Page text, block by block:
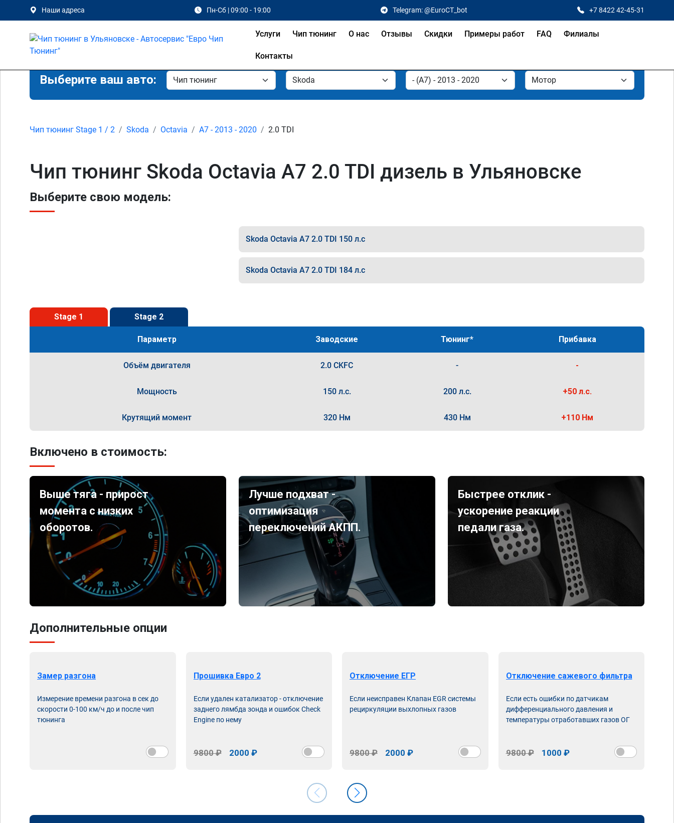
Наши адреса Пн-Сб | 09:00 - 19:00 Telegram: @EuroCT_bot +7 8422 42-45-31
Услуги Чип тюнинг О нас Отзывы Скидки Примеры работ FAQ Филиалы
Контакты
Выберите ваш авто:
Чип тюнинг Stage 1 / 2 Skoda Octavia A7 - 2013 - 2020 2.0 TDI
Чип тюнинг Skoda Octavia A7 2.0 TDI дизель в Ульяновске
Выберите свою модель:
Skoda Octavia A7 2.0 TDI 150 л.с
Skoda Octavia A7 2.0 TDI 184 л.с
Stage 1 Stage 2
Параметр Заводские Тюнинг* Прибавка
Объём двигателя 2.0 CKFC - -
Мощность 150 л.с. 200 л.с. +50 л.с.
Крутящий момент 320 Нм 430 Нм +110 Нм
Включено в стоимость:
Выше тяга - прирост
момента с низких
оборотов.
Лучше подхват -
оптимизация
переключений АКПП.
Быстрее отклик -
ускорение реакции
педали газа.
Дополнительные опции
Замер разгона
Измерение времени разгона в сек до
скорости 0-100 км/ч до и после чип
тюнинга
Прошивка Евро 2
Если удален катализатор - отключение
заднего лямбда зонда и ошибок Check
Engine по нему
9800 ₽ 2000 ₽
Отключение ЕГР
Если неисправен Клапан EGR системы
рециркуляции выхлопных газов
9800 ₽ 2000 ₽
Отключение сажевого фильтра
Если есть ошибки по датчикам
дифференциального давления и
температуры отработавших газов ОГ
9800 ₽ 1000 ₽